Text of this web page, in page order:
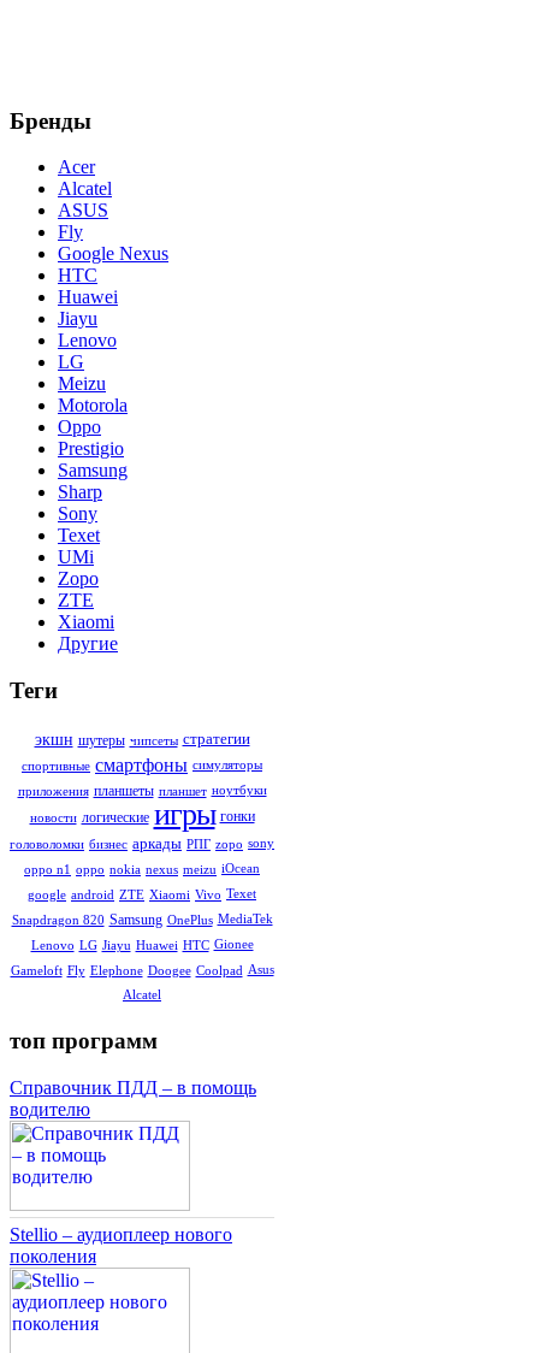
Бренды
Acer
Alcatel
ASUS
Fly
Google Nexus
HTC
Huawei
Jiayu
Lenovo
LG
Meizu
Motorola
Oppo
Prestigio
Samsung
Sharp
Sony
Texet
UMi
Zopo
ZTE
Xiaomi
Другие
Теги
экшн шутеры чипсеты стратегии
спортивные смартфоны симуляторы
приложения планшеты планшет ноутбуки
новости логические игры гонки
головоломки бизнес аркады РПГ zopo sony
oppo n1 oppo nokia nexus meizu iOcean
google android ZTE Xiaomi Vivo Texet
Snapdragon 820 Samsung OnePlus MediaTek
Lenovo LG Jiayu Huawei HTC Gionee
Gameloft Fly Elephone Doogee Coolpad Asus
Alcatel
топ программ
Справочник ПДД – в помощь
водителю
Stellio – аудиоплеер нового
поколения